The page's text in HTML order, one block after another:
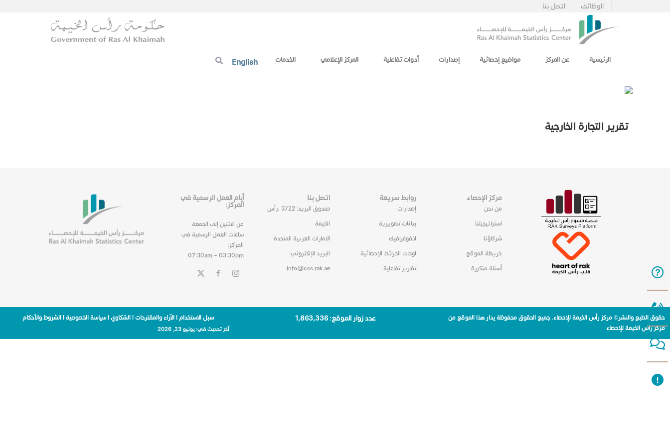
اتصل بنا الوظائف
الرئيسية عن المركز مواضيع إحصائية إصدارات أدوات تفاعلية المركز الإعلامي الخدمات English
تقرير التجارة الخارجية
مركز الإحصاء
من نحن
استراتيجيتنا
شركاؤنا
خريطة الموقع
أسئلة متكررة
روابط سريعة
إصدارات
بيانات تصويرية
انفوغرافيك
لوحات الخرائط الإحصائية
تقارير تفاعلية
اتصل بنا
صندوق البريد: 3722 ،رأس
الخيمة
الامارات العربية المتحدة
البريد الإلكتروني:
info@css.rak.ae
أيام العمل الرسمية في
المركز:
من الاثنين إلى الجمعة
ساعات العمل الرسمية في
المركز:
07:30am – 03:30pm
حقوق الطبع والنشر© مركز رأس الخيمة للإحصاء. جميع الحقوق محفوظة يدار هذا الموقع من
مركز راس الخيمة للإحصاء
عدد زوار الموقع: 1٬863٬336 سبل الاستخدام |الآراء والمقترحات|الشكاوي|سياسة الخصوصية|الشروط والأحكام
آخر تحديث في:يونيو 23, 2026